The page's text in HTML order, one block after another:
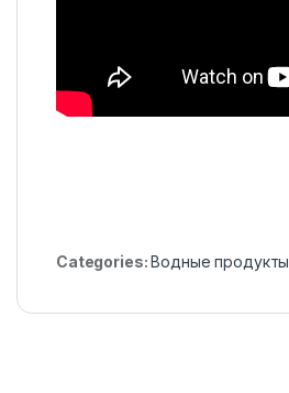
Categories:Водные продукты